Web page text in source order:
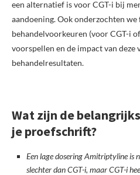
een alternatief is voor CGT-i bij
aandoening. Ook onderzochten
behandelvoorkeuren (voor CGT-i
voorspellen en de impact van deze
behandelresultaten.
Wat zijn de
je proefschrift?
Een lage dosering Amitriptyline is
slechter dan CGT-i, maar CGT-i